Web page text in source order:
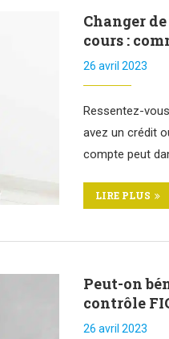
Changer
cours :
26 avril 2023
Ressentez-
avez un crédit
compte peut
LIRE PLUS
Peut-on
contrôle
26 avril 2023